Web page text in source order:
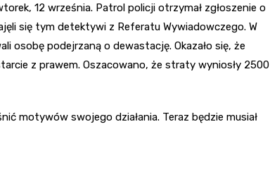
12 września. Patrol policji otrzymał zgłoszenie o
się tym detektywi z Referatu Wywiadowczego. W
osobę podejrzaną o dewastację. Okazało się, że
z prawem. Oszacowano, że straty wyniosły 2500
motywów swojego działania. Teraz będzie musiał